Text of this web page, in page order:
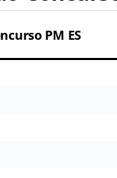
PM ES